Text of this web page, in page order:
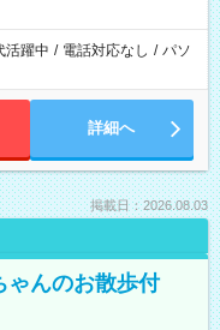
活躍中 / 電話対応なし / パソ
詳細へ
掲載日：2026.08.03
ゃんのお散歩付